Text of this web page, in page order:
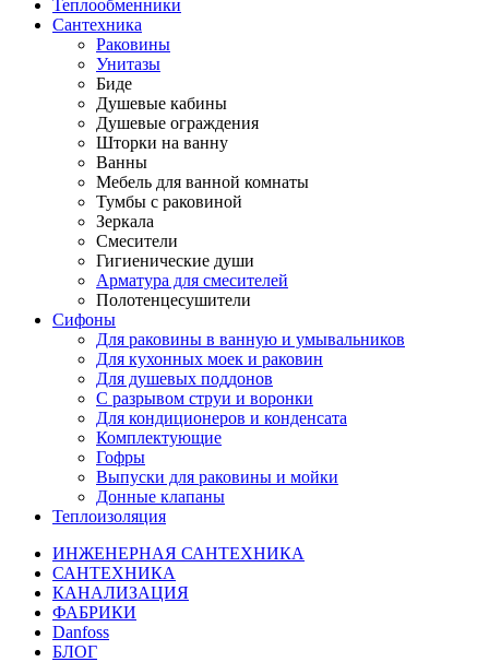
Теплообменники
Сантехника
Раковины
Унитазы
Биде
Душевые кабины
Душевые ограждения
Шторки на ванну
Ванны
Мебель для ванной комнаты
Тумбы с раковиной
Зеркала
Смесители
Гигиенические души
Арматура для смесителей
Полотенцесушители
Сифоны
Для раковины в ванную и умывальников
Для кухонных моек и раковин
Для душевых поддонов
С разрывом струи и воронки
Для кондиционеров и конденсата
Комплектующие
Гофры
Выпуски для раковины и мойки
Донные клапаны
Теплоизоляция
ИНЖЕНЕРНАЯ САНТЕХНИКА
САНТЕХНИКА
КАНАЛИЗАЦИЯ
ФАБРИКИ
Danfoss
БЛОГ